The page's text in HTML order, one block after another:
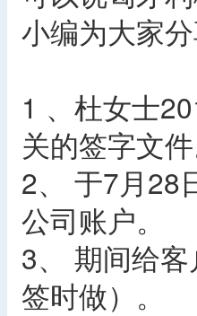
小编为大家
1 、杜女士
关的签字文件
2、 于7月28
公司账户。
3、 期间给
签时做）。